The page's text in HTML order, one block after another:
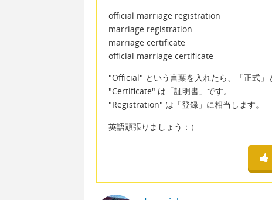
official marriage registration
marriage registration
marriage certificate
official marriage certificate
"Official" という言葉を入れたら、「正式」
"Certificate" は「証明書」です。
"Registration" は「登録」に相当します。
英語頑張りましょう：）